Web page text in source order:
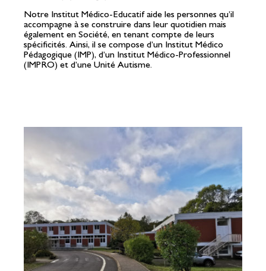
Notre Institut Médico-Educatif aide les personnes qu’il
accompagne à se construire dans leur quotidien mais
également en Société, en tenant compte de leurs
spécificités. Ainsi, il se compose d’un Institut Médico
Pédagogique (IMP), d’un Institut Médico-Professionnel
(IMPRO) et d’une Unité Autisme.